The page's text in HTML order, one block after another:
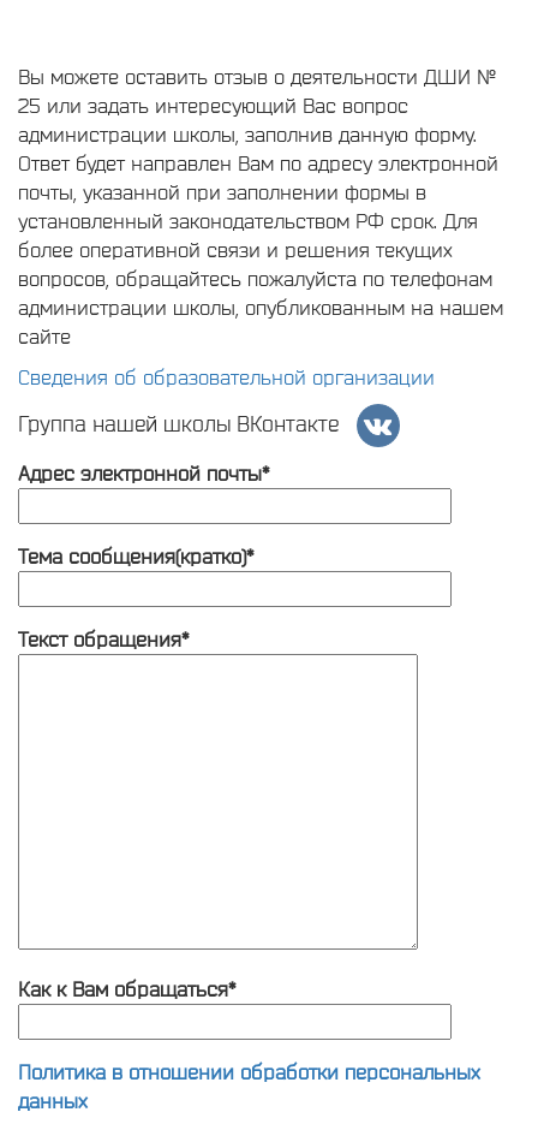
Вы можете оставить отзыв о деятельности ДШИ №
25 или задать интересующий Вас вопрос
администрации школы, заполнив данную форму.
Ответ будет направлен Вам по адресу электронной
почты, указанной при заполнении формы в
установленный законодательством РФ срок. Для
более оперативной связи и решения текущих
вопросов, обращайтесь пожалуйста по телефонам
администрации школы, опубликованным на нашем
сайте
Сведения об образовательной организации
Группа нашей школы ВКонтакте
Адрес электронной почты*
Тема сообщения(кратко)*
Текст обращения*
Как к Вам обращаться*
Политика в отношении обработки персональных
данных